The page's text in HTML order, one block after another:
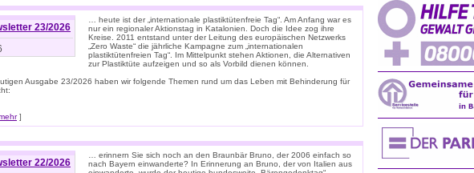
23/2026
… heute ist der „internationale plastiktütenfreie Tag“. Am Anfang war es
nur ein regionaler Aktionstag in Katalonien. Doch die Idee zog ihre
Kreise. 2011 entstand unter der Leitung des europäischen Netzwerks
„Zero Waste“ die jährliche Kampagne zum „internationalen
plastiktütenfreien Tag“. Im Mittelpunkt stehen Aktionen, die Alternativen
zur Plastiktüte aufzeigen und so als Vorbild dienen können.
Ausgabe 23/2026 haben wir folgende Themen rund um das Leben mit Behinderung für
]
22/2026
… erinnern Sie sich noch an den Braunbär Bruno, der 2006 einfach so
nach Bayern einwanderte? In Erinnerung an Bruno, der von Italien aus